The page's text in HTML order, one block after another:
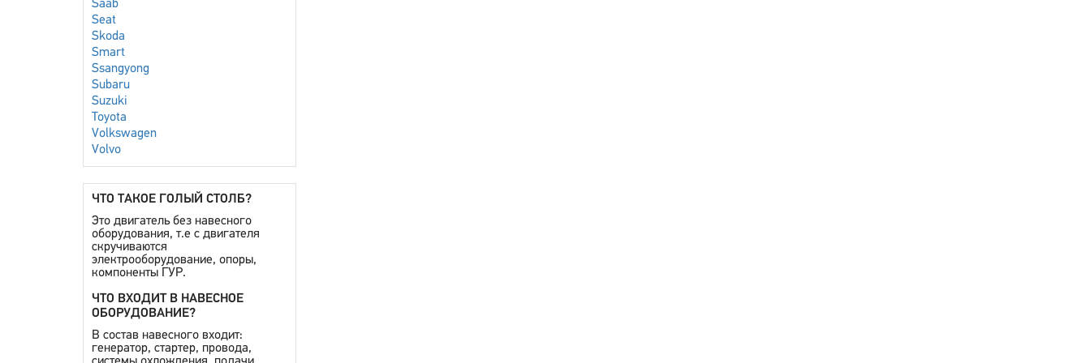
Saab
Seat
Skoda
Smart
Ssangyong
Subaru
Suzuki
Toyota
Volkswagen
Volvo
ЧТО ТАКОЕ ГОЛЫЙ СТОЛБ?
Это двигатель без навесного
оборудования, т.е с двигателя
скручиваются
электрооборудование, опоры,
компоненты ГУР.
ЧТО ВХОДИТ В НАВЕСНОЕ
ОБОРУДОВАНИЕ?
В состав навесного входит:
генератор, стартер, провода,